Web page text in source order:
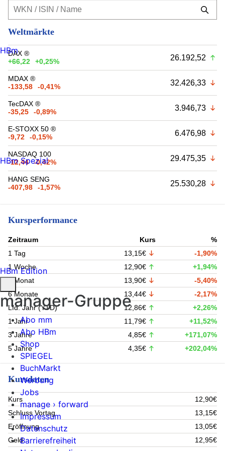
Weltmärkte
DAX ®
+66,22
+0,25% 26.192,52
MDAX ®
-133,58
-0,41% 32.426,33
TecDAX ®
-35,25
-0,89% 3.946,73
E-STOXX 50 ®
-9,72
-0,15% 6.476,98
NASDAQ 100
-12,44
-0,42% 29.475,35
HANG SENG
-407,98
-1,57% 25.530,28
Kursperformance
Zeitraum Kurs
%
1 Tag
13,15€
-1,90%
1 Woche
12,90€
+1,94%
1 Monat
13,90€
-5,40%
6 Monate
13,44€
-2,17%
Lfd. Jahr (YTD)
12,86€
+2,26%
1 Jahr
11,79€
+11,52%
3 Jahre
4,85€
+171,07%
5 Jahre
4,35€ +202,04%
Kursdaten
Kurs
12,90€
Schluss Vortag
13,15€
Eröffnung
13,05€
Geld
12,95€
HBm
HBm Spezial
HBm Edition
manager-Gruppe
Abo mm
Abo HBm
Shop
SPIEGEL
BuchMarkt
Werbung
Jobs
manage › forward
Impressum
Datenschutz
Barrierefreiheit